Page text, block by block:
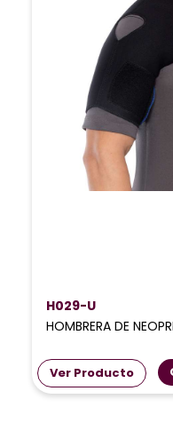
H029-U
HOMBRERA DE
Ver Producto